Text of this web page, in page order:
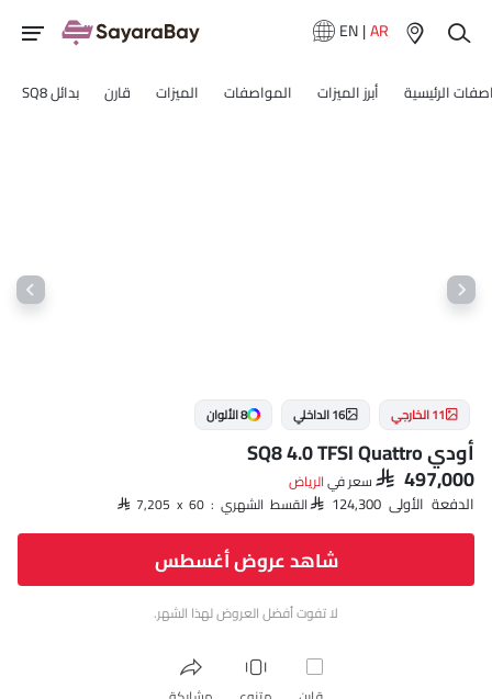
EN|AR
الرئيسية أبرز الميزات المواصفات الميزات قارن بدائل SQ8
11 الخارجي 16 الداخلي 8 الألوان
أودي SQ8 4.0 TFSI Quattro
SAR 497,000 سعر فيالرياض‎
الدفعة الأولى SAR 124,300 القسط الشهري : SAR 7,205 x 60
شاهد عروض أغسطس
لا تفوت أفضل العروض لهذا الشهر.